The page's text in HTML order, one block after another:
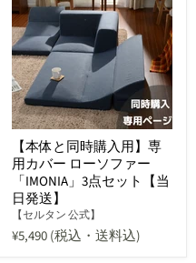
【本体と同時購入用】専
用カバー ローソファー
「IMONIA」3点セット【当
日発送】
【セルタン 公式】
¥5,490(税込・送料込)